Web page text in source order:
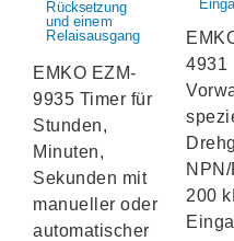
EMKO EZM-
9935 Timer für
Stunden,
Minuten,
Sekunden mit
manueller oder
automatischer
4931
200